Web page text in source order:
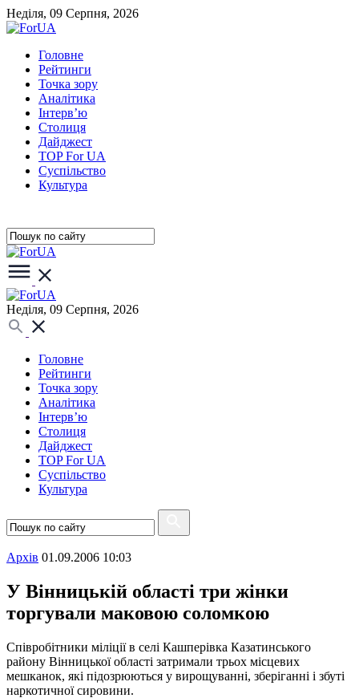
Неділя, 09 Серпня, 2026
Головне
Рейтинги
Точка зору
Аналітика
Інтерв’ю
Столиця
Дайджест
TOP For UA
Суспiльство
Культура
Неділя, 09 Серпня, 2026
Головне
Рейтинги
Точка зору
Аналітика
Інтерв’ю
Столиця
Дайджест
TOP For UA
Суспiльство
Культура
Архiв 01.09.2006 10:03
У Вінницькій області три жінки
торгували маковою соломкою
Співробітники міліції в селі Кашперівка Казатинського
району Вінницької області затримали трьох місцевих
мешканок, які підозрюються у вирощуванні, зберіганні і збуті
наркотичної сировини.